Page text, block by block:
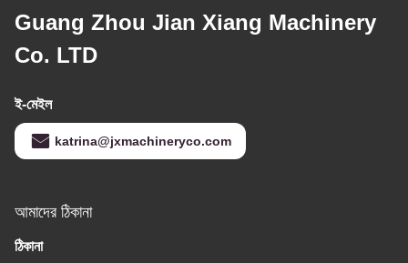
Guang Zhou Jian Xiang Machinery
Co. LTD
ই-মেইল
katrina@jxmachineryco.com
আমাদের ঠিকানা
ঠিকানা